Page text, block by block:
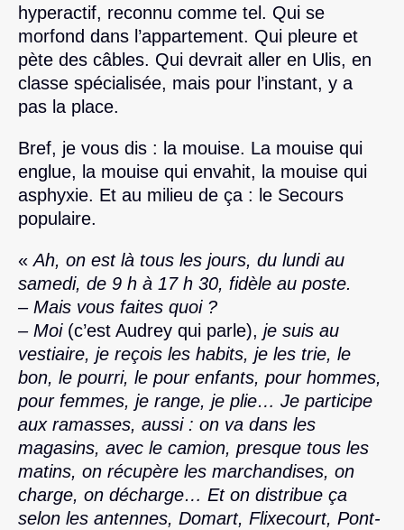
hyperactif, reconnu comme tel. Qui se
morfond dans l’appartement. Qui pleure et
pète des câbles. Qui devrait aller en Ulis, en
classe spécialisée, mais pour l’instant, y a
pas la place.
Bref, je vous dis : la mouise. La mouise qui
englue, la mouise qui envahit, la mouise qui
asphyxie. Et au milieu de ça : le Secours
populaire.
« Ah, on est là tous les jours, du lundi au
samedi, de 9 h à 17 h 30, fidèle au poste.
– Mais vous faites quoi ?
– Moi (c’est Audrey qui parle), je suis au
vestiaire, je reçois les habits, je les trie, le
bon, le pourri, le pour enfants, pour hommes,
pour femmes, je range, je plie… Je participe
aux ramasses, aussi : on va dans les
magasins, avec le camion, presque tous les
matins, on récupère les marchandises, on
charge, on décharge… Et on distribue ça
selon les antennes, Domart, Flixecourt, Pont-